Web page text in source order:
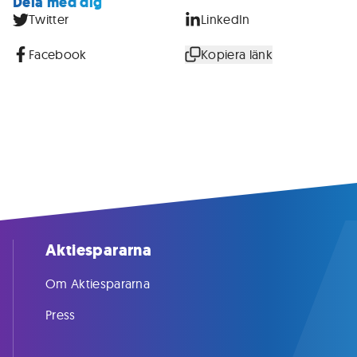
Twitter LinkedIn
Facebook Kopiera länk
Aktiespararna
Om Aktiespararna
Press